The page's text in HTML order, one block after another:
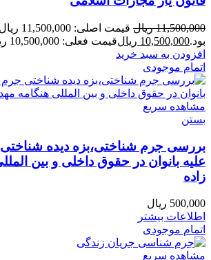
11,500,000 ریال
قیمت اصلی: 11,500,000 ریال
بود.10,500,000 ریالقیمت فعلی: 10,500,000 ریال.
افزودن به سبد خرید
اتمام موجودی
مشاهده سریع
بستن
بررسی جرم شناختی،بزه دیده
علیه بانوان در حقوق داخلی و بین
زاده
500,000 ریال
اطلاعات بیشتر
اتمام موجودی
مشاهده سریع